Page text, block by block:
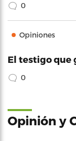
0
Opiniones
El testigo que
0
Opinión y